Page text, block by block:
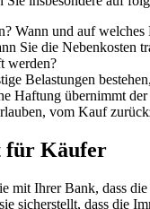
Wann und auf
Sie die Nebenkosten
werden?
Belastungen
Haftung übernimmt
vom Kauf
für Käufer
Ihrer Bank, dass
sicherstellt, dass die